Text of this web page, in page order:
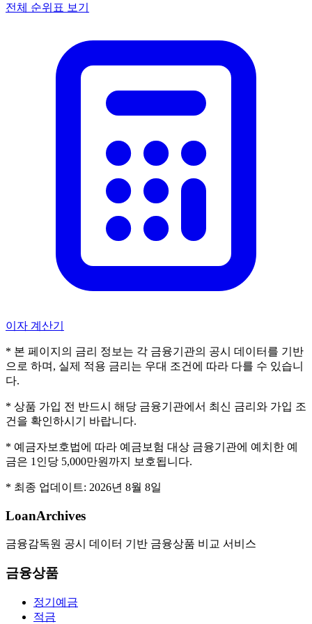
전체 순위표 보기
이자 계산기
* 본 페이지의 금리 정보는 각 금융기관의 공시 데이터를 기반
으로 하며, 실제 적용 금리는 우대 조건에 따라 다를 수 있습니
다.
* 상품 가입 전 반드시 해당 금융기관에서 최신 금리와 가입 조
건을 확인하시기 바랍니다.
* 예금자보호법에 따라 예금보험 대상 금융기관에 예치한 예
금은 1인당 5,000만원까지 보호됩니다.
* 최종 업데이트: 2026년 8월 8일
LoanArchives
금융감독원 공시 데이터 기반 금융상품 비교 서비스
금융상품
정기예금
적금